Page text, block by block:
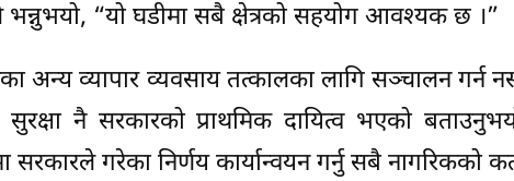
भन्नुभयो, “यो घडीमा सबै क्षेत्रको सहयोग आवश्यक छ ।”
अन्य व्यापार व्यवसाय तत्कालका लागि सञ्चालन गर्न
नै सरकारको प्राथमिक दायित्व भएको
गरेका निर्णय कार्यान्वयन गर्नु सबै नागरिकको